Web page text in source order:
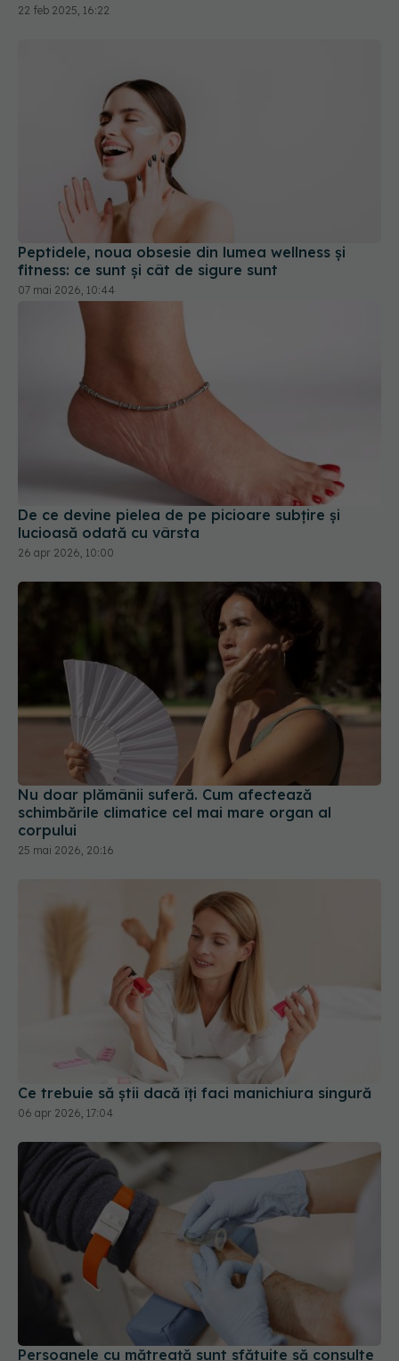
22 feb 2025, 16:22
Peptidele, noua obsesie din lumea wellness și
fitness: ce sunt și cât de sigure sunt
07 mai 2026, 10:44
De ce devine pielea de pe picioare subțire și
lucioasă odată cu vârsta
26 apr 2026, 10:00
Nu doar plămânii suferă. Cum afectează
schimbările climatice cel mai mare organ al
corpului
25 mai 2026, 20:16
Ce trebuie să știi dacă îți faci manichiura singură
06 apr 2026, 17:04
Persoanele cu mătreață sunt sfătuite să consulte